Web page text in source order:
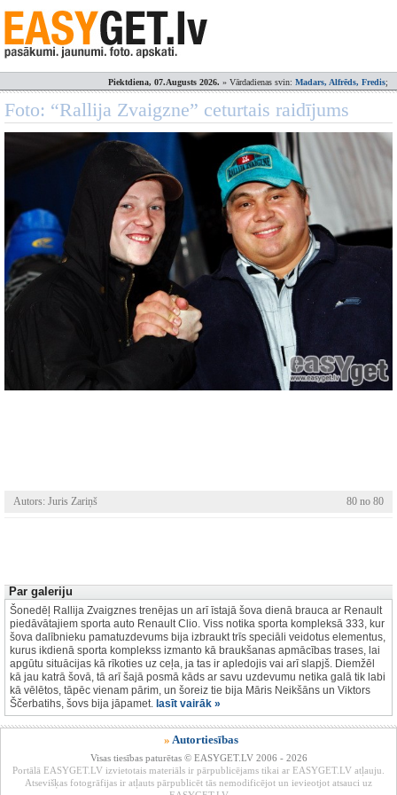
Piektdiena, 07.Augusts 2026. » Vārdadienas svin: Madars, Alfrēds, Fredis;
Foto: “Rallija Zvaigzne” ceturtais raidījums
Autors: Juris Zariņš 80 no 80
Par galeriju
Šonedēļ Rallija Zvaigznes trenējas un arī īstajā šova dienā brauca ar Renault
piedāvātajiem sporta auto Renault Clio. Viss notika sporta kompleksā 333, kur
šova dalībnieku pamatuzdevums bija izbraukt trīs speciāli veidotus elementus,
kurus ikdienā sporta komplekss izmanto kā braukšanas apmācības trases, lai
apgūtu situācijas kā rīkoties uz ceļa, ja tas ir apledojis vai arī slapjš. Diemžēl
kā jau katrā šovā, tā arī šajā posmā kāds ar savu uzdevumu netika galā tik labi
kā vēlētos, tāpēc vienam pārim, un šoreiz tie bija Māris Neikšāns un Viktors
Ščerbatihs, šovs bija jāpamet. lasīt vairāk »
» Autortiesības
Visas tiesības paturētas © EASYGET.LV 2006 - 2026
Portālā EASYGET.LV izvietotais materiāls ir pārpublicējams tikai ar EASYGET.LV atļauju.
Atsevišķas fotogrāfijas ir atļauts pārpublicēt tās nemodificējot un ievieotjot atsauci uz